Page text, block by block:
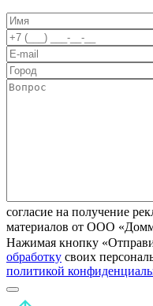
согласие на получение
материалов от ООО
Нажимая кнопку
обработку своих
политикой